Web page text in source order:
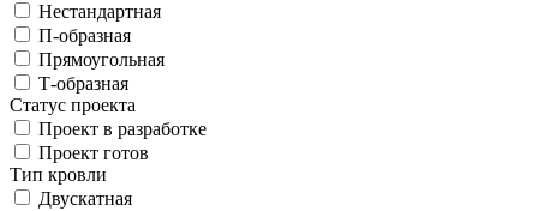
Нестандартная
П-образная
Прямоугольная
Т-образная
Статус проекта
Проект в разработке
Проект готов
Тип кровли
Двускатная